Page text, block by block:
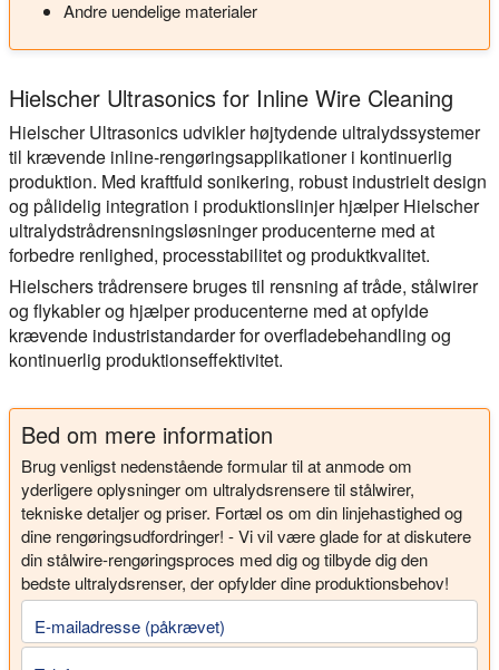
Andre uendelige materialer
Hielscher Ultrasonics for Inline Wire Cleaning
Hielscher Ultrasonics udvikler højtydende ultralydssystemer
til krævende inline-rengøringsapplikationer i kontinuerlig
produktion. Med kraftfuld sonikering, robust industrielt design
og pålidelig integration i produktionslinjer hjælper Hielscher
ultralydstrådrensningsløsninger producenterne med at
forbedre renlighed, processtabilitet og produktkvalitet.
Hielschers trådrensere bruges til rensning af tråde, stålwirer
og flykabler og hjælper producenterne med at opfylde
krævende industristandarder for overfladebehandling og
kontinuerlig produktionseffektivitet.
Bed om mere information
Brug venligst nedenstående formular til at anmode om
yderligere oplysninger om ultralydsrensere til stålwirer,
tekniske detaljer og priser. Fortæl os om din linjehastighed og
dine rengøringsudfordringer! - Vi vil være glade for at diskutere
din stålwire-rengøringsproces med dig og tilbyde dig den
bedste ultralydsrenser, der opfylder dine produktionsbehov!
E-mailadresse (påkrævet)